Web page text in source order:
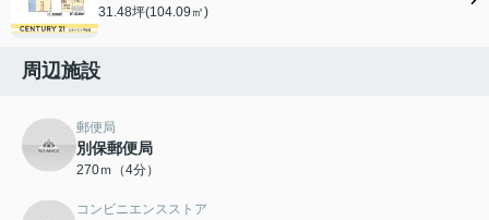
31.48坪(104.09㎡)
周辺施設
郵便局
別保郵便局
270ｍ（4分）
コンビニエンスストア